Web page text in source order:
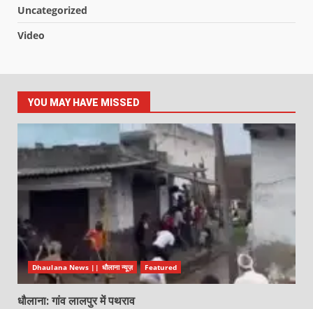
Uncategorized
Video
YOU MAY HAVE MISSED
Dhaulana News || धौलाना न्यूज़ Featured
धौलाना: गांव लालपुर में पथराव